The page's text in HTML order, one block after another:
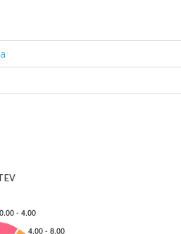
lab.psihologija se loči od filozofije. Uporabljal je
opazovanja,imenovano
na zvonenje zvončka-pogojni refleks.